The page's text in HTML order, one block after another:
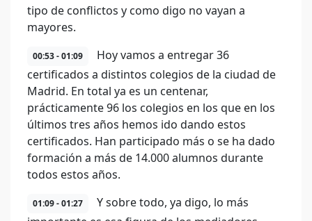
tipo de conflictos y como digo no vayan a
mayores.
00:53 - 01:09
Hoy vamos a entregar 36
certificados a distintos colegios de la ciudad de
Madrid. En total ya es un centenar,
prácticamente 96 los colegios en los que en los
últimos tres años hemos ido dando estos
certificados. Han participado más o se ha dado
formación a más de 14.000 alumnos durante
todos estos años.
01:09 - 01:27
Y sobre todo, ya digo, lo más